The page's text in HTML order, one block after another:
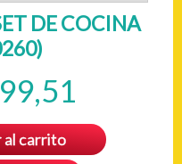
DE COCINA
al carrito